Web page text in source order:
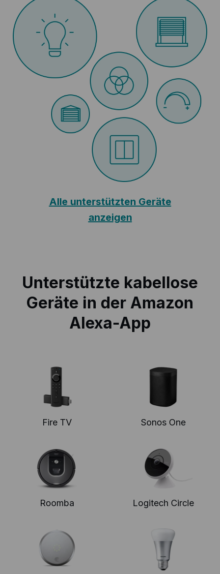
Alle unterstützten Geräte
anzeigen
Unterstützte kabellose
Geräte in der Amazon
Alexa-App
Fire TV Sonos One
Roomba Logitech Circle